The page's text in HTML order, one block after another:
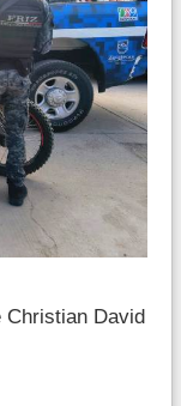
Christian David